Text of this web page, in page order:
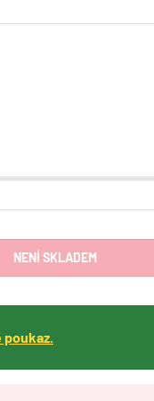
NENÍ SKLADEM
poukaz.